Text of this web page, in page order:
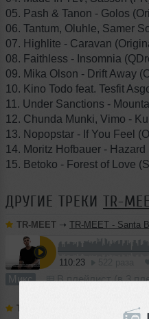
05. Pash & Tanon - Golos
06. Tantum, Oluhle, Samer
07. Highlite - Caravan
08. Faithless - Insomnia
09. Mika Olson - Drift Away
10. Kino Todo feat. Tesfit
11. Under Sanctions -
12. Chunda Munki, Vimo -
13. Nopopstar - If You Feel
14. Moritz Hofbauer -
15. Betoko - Forest of Love
ДРУГИЕ ТРЕКИ TR-
TR-MEET ➝ TR-MEET - Santa Barbara
110:23
Микс В плейлист (в 3
TR-MEET SDVG MIX 01